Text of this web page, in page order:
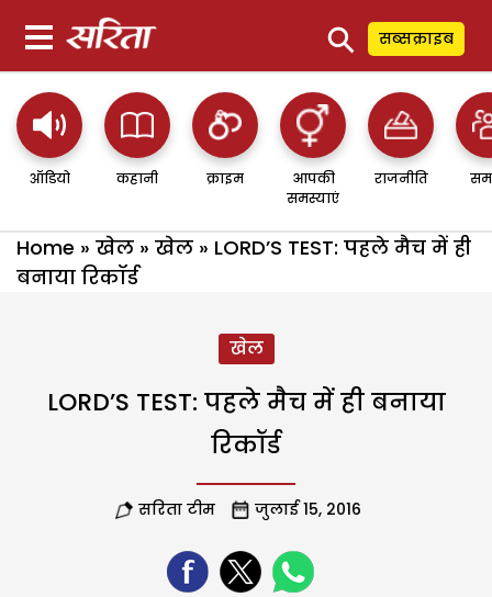
⚲ सब्सक्राइब
ऑडियो कहानी क्राइम
आपकी
समस्याएं
राजनीति
Home » खेल » खेल » LORD’S TEST: पहले मैच में ही
बनाया रिकॉर्ड
खेल
LORD’S TEST: पहले मैच में ही बनाया
रिकॉर्ड
सरिता टीम जुलाई 15, 2016